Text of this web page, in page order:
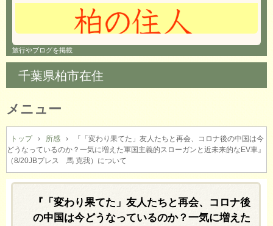
旅行やブログを掲載
千葉県柏市在住
メニュー
コ
ン
テ
ン
トップ › 所感 ›
『「変わり果てた」友人たちと再会、コロナ後の中国は今
どうなっているのか？一気に増えた軍国主義的スローガンと近未来的なEV車』
（8/20JBプレス 馬 克我）について
『「変わり果てた」友人たちと再会、コロナ後
の中国は今どうなっているのか？一気に増えた